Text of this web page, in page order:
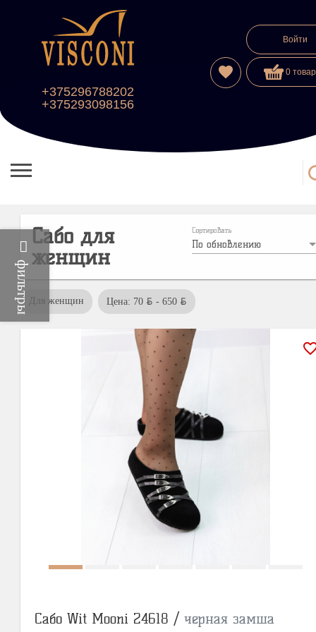
+375296788202
+375293098156
Войти
0
favorite
Сабо для
женщин
По обновлению
Сортировать
Для женщин Цена: 70 BYN - 650 BYN
Сабо Wit Mooni 24618 / черная замша
фильтры